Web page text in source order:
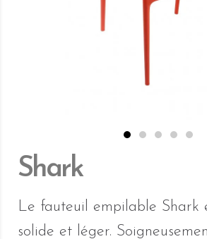
Shark
Le fauteuil empilable Shark
solide et léger.